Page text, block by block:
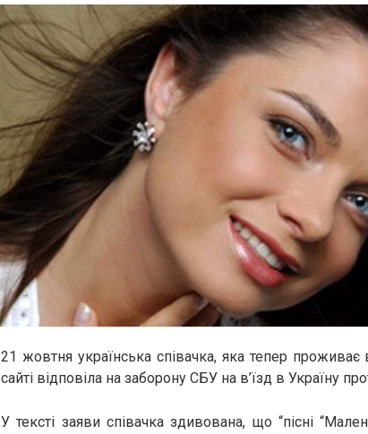
21 жовтня українська співачка, яка тепер
сайті відповіла на заборону СБУ на в’їзд в Україну
У тексті заяви співачка здивована, що “пісні